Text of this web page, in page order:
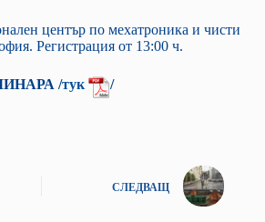
център по мехатроника и чисти
Регистрация от 13:00 ч.
/тук /
СЛЕДВАЩ